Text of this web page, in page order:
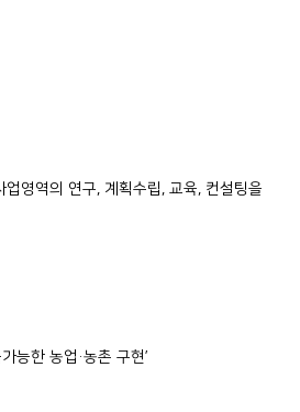
영역의 연구, 계획수립, 교육, 컨설팅을
능한 농업·농촌 구현’